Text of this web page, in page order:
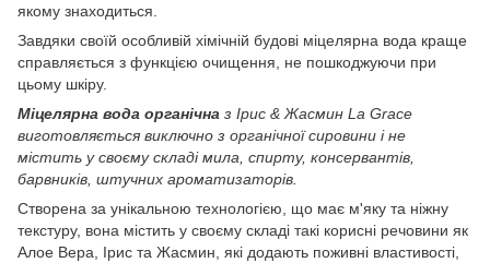
якому знаходиться.
Завдяки своїй особливій хімічній будові міцелярна вода краще
справляється з функцією очищення, не пошкоджуючи при
цьому шкіру.
Міцелярна вода органічна з Ірис & Жасмин La Grace
виготовляється виключно з органічної сировини і не
містить у своєму складі мила, спирту, консервантів,
барвників, штучних ароматизаторів.
Створена за унікальною технологією, що має м'яку та ніжну
текстуру, вона містить у своєму складі такі корисні речовини як
Алое Вера, Ірис та Жасмин, які додають поживні властивості,